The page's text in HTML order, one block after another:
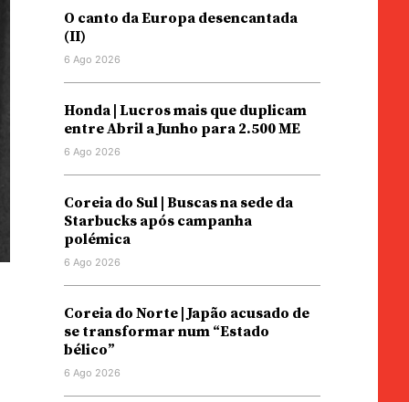
O canto da Europa desencantada
(II)
6 Ago 2026
Honda | Lucros mais que duplicam
entre Abril a Junho para 2.500 ME
6 Ago 2026
Coreia do Sul | Buscas na sede da
Starbucks após campanha
polémica
6 Ago 2026
Coreia do Norte | Japão acusado de
se transformar num “Estado
bélico”
6 Ago 2026